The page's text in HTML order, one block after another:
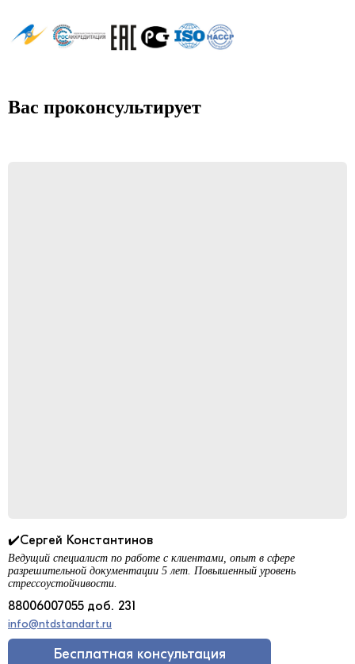
Вас проконсультирует
✔️Сергей Константинов
Ведущий специалист по работе с клиентами, опыт в сфере
разрешительной документации 5 лет. Повышенный уровень
стрессоустойчивости.
88006007055 доб. 231
info@ntdstandart.ru
Бесплатная консультация